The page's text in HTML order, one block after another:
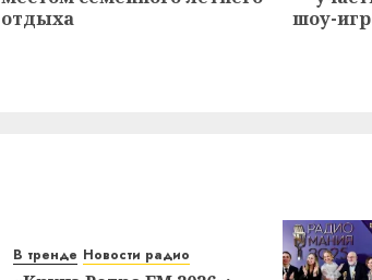
запись:
отдыха
запись:
шоу-
В тренде Новости радио